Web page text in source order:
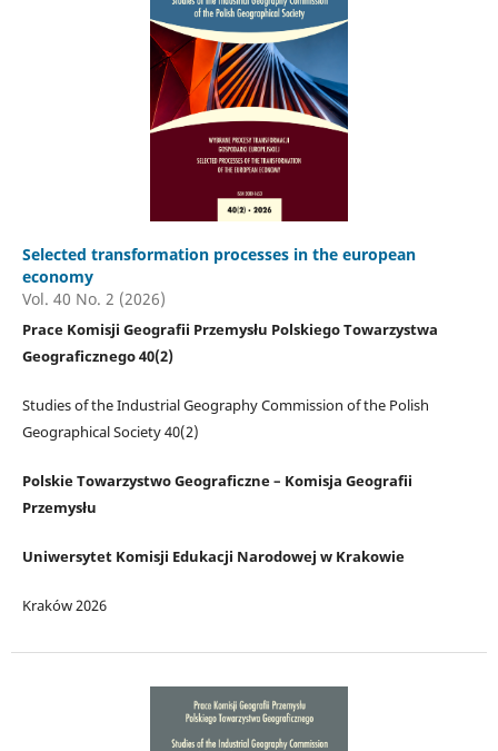
Selected transformation processes in the european
economy
Vol. 40 No. 2 (2026)
Prace Komisji Geografii Przemysłu Polskiego Towarzystwa
Geograficznego 40(2)
Studies of the Industrial Geography Commission of the Polish
Geographical Society 40(2)
Polskie Towarzystwo Geograficzne – Komisja Geografii
Przemysłu
Uniwersytet Komisji Edukacji Narodowej w Krakowie
Kraków 2026